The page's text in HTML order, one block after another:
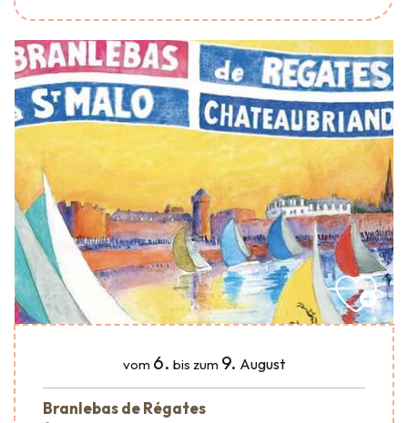
vom 6. bis zum 9. August
Branlebas de Régates